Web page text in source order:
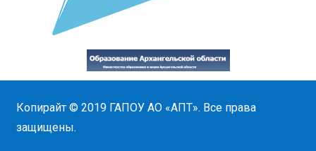
Копирайт © 2019 ГАПОУ АО «АПТ». Все права
защищены.